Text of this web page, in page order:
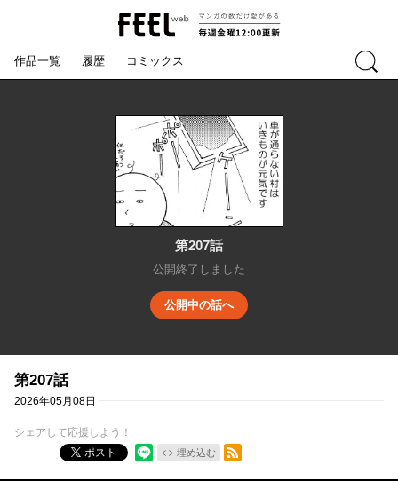
FEEL webマンガの数だ
け愛がある 毎
新
作品一覧 履歴 コミックス
検索
第207話
公開終了しました
公開中の話へ
第207話
2026年05月08日
シェアして応援しよう！
ポスト
埋め込む
RSSフィード